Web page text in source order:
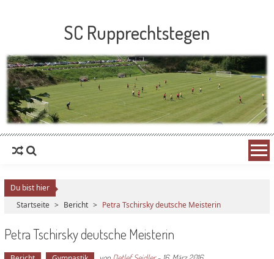
SC Rupprechtstegen
Du bist hier
Startseite > Bericht > Petra Tschirsky deutsche Meisterin
Petra Tschirsky deutsche Meisterin